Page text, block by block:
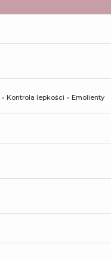
Kontrola lepkości
Emolienty